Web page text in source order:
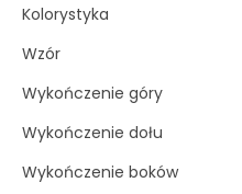
Kolorystyka
Wzór
Wykończenie góry
Wykończenie dołu
Wykończenie boków